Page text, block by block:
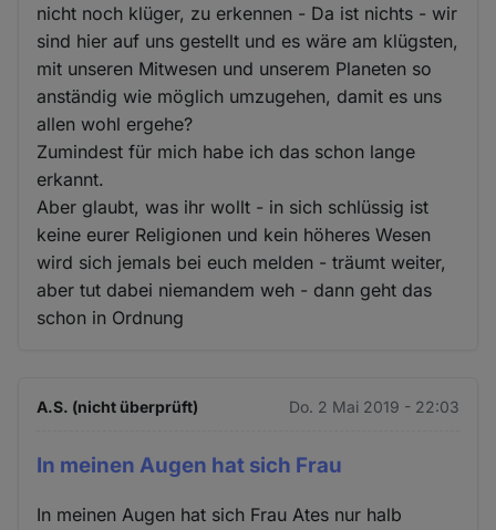
nicht noch klüger, zu erkennen - Da ist nichts - wir
sind hier auf uns gestellt und es wäre am klügsten,
mit unseren Mitwesen und unserem Planeten so
anständig wie möglich umzugehen, damit es uns
allen wohl ergehe?
Zumindest für mich habe ich das schon lange
erkannt.
Aber glaubt, was ihr wollt - in sich schlüssig ist
keine eurer Religionen und kein höheres Wesen
wird sich jemals bei euch melden - träumt weiter,
aber tut dabei niemandem weh - dann geht das
schon in Ordnung
A.S. (nicht überprüft) Do. 2 Mai 2019 - 22:03
In meinen Augen hat sich Frau
In meinen Augen hat sich Frau Ates nur halb